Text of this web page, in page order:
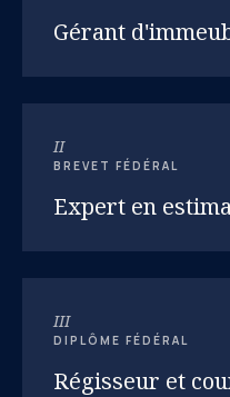
Gérant
II
BREVET FÉDÉRAL
Expert en
III
DIPLÔME FÉDÉRAL
Régisseur et